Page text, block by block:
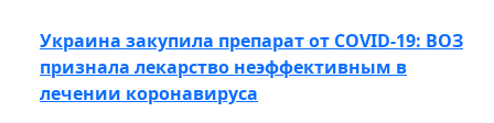
Украина закупила препарат от COVID-19: ВОЗ
признала лекарство неэффективным в
лечении коронавируса